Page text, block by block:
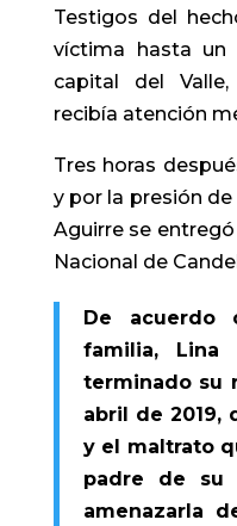
Testigos del
víctima hasta un
capital del
recibía atención
Tres horas
y por la presión
Aguirre se
Nacional de
De acuerdo
familia, Lina
terminado su
abril de 2019,
y el maltrato
padre de su
amenazarla